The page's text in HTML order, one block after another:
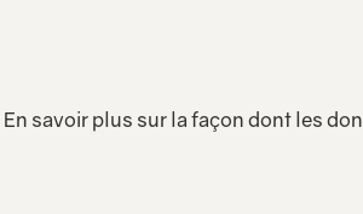
En savoir plus sur la façon dont les